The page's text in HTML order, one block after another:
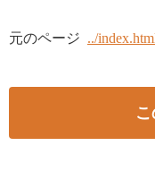
元のページ ../